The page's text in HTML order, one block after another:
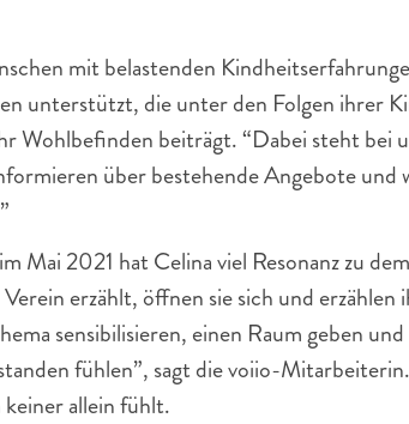
mit belastenden
unterstützt, die unter den Folgen ihrer
Wohlbefinden beiträgt. “Dabei steht bei
über bestehende Angebote und
Mai 2021 hat Celina viel Resonanz zu
erzählt, öffnen sie sich und
sensibilisieren, einen Raum geben
fühlen”, sagt die voiio-
allein fühlt.